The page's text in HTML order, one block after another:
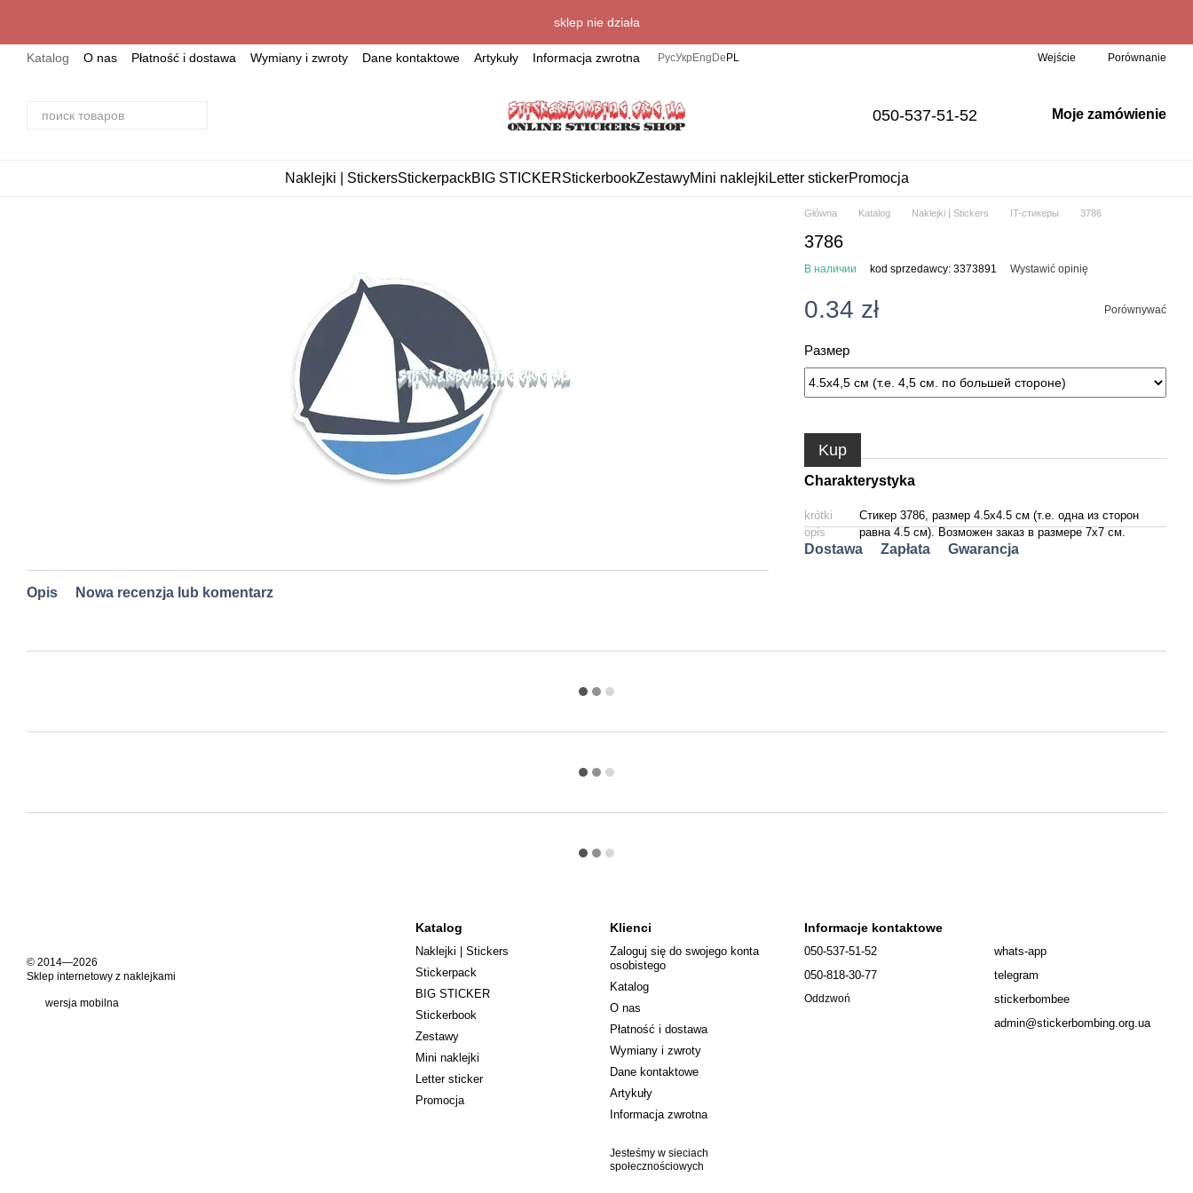
sklep nie działa
Katalog О nas Płatność i dostawa Wymiany i zwroty Dane kontaktowe Artykuły Informacja zwrotna РусУкр Eng De PL Wejście Porównanie
050-537-51-52 Moje zamówienie
Naklejki | StickersStickerpackBIG STICKERStickerbookZestawyMini naklejki Letter stickerPromocja
Opis Nowa recenzja lub komentarz
Główna Katalog Naklejki | Stickers IT-стикеры 3786
3786
В наличии kod sprzedawcy: 3373891 Wystawić opinię
0.34 zł Porównywać
Размер
Kup
Charakterystyka
krótki
opis
Стикер 3786, размер 4.5х4.5 см (т.е. одна из сторон
равна 4.5 см). Возможен заказ в размере 7х7 см.
Dostawa Zapłata Gwarancja
© 2014—2026
Sklep internetowy z naklejkami
wersja mobilna
Katalog
Naklejki | Stickers
Stickerpack
BIG STICKER
Stickerbook
Zestawy
Mini naklejki
Letter sticker
Promocja
Klienci
Zaloguj się do swojego konta
osobistego
Katalog
О nas
Płatność i dostawa
Wymiany i zwroty
Dane kontaktowe
Artykuły
Informacja zwrotna
Jesteśmy w sieciach
społecznościowych
Informacje kontaktowe
050-537-51-52
050-818-30-77
Oddzwoń
whats-app
telegram
stickerbombee
admin@stickerbombing.org.ua